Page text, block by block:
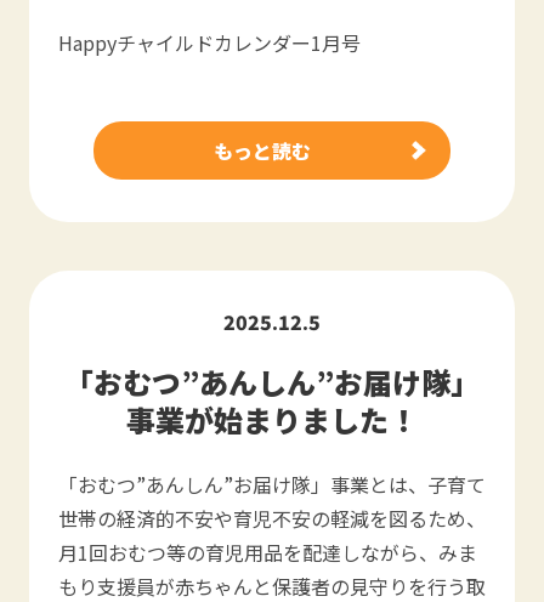
Happyチャイルドカレンダー1月号
もっと読む
2025.12.5
「おむつ”あんしん”お届け隊」
事業が始まりました！
「おむつ”あんしん”お届け隊」事業とは、子育て
世帯の経済的不安や育児不安の軽減を図るため、
月1回おむつ等の育児用品を配達しながら、みま
もり支援員が赤ちゃんと保護者の見守りを行う取